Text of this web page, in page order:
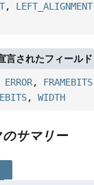
, LEFT_ALIGNMENT
言されたフィールド
ERROR, FRAMEBITS
, WIDTH
サマリー